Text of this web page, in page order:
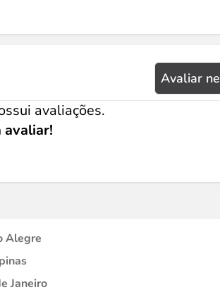
Avaliar
avaliações.
avaliar!
Alegre
Janeiro